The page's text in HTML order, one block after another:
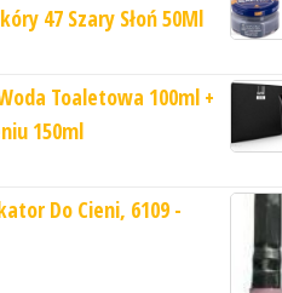
47 Szary Słoń 50Ml
Toaletowa 100ml +
150ml
Do Cieni, 6109 -